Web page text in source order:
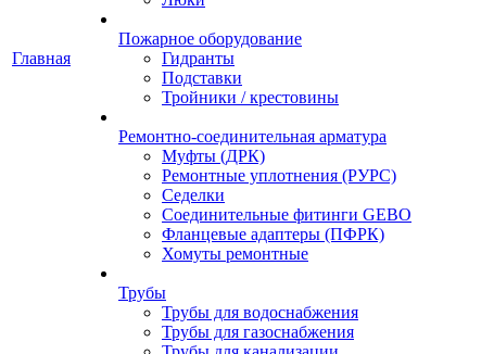
Главная
Пожарное оборудование
Гидранты
Подставки
Тройники / крестовины
Ремонтно-соединительная арматура
Муфты (ДРК)
Ремонтные уплотнения (РУРС)
Седелки
Соединительные фитинги GEBO
Фланцевые адаптеры (ПФРК)
Хомуты ремонтные
Трубы
Трубы для водоснабжения
Трубы для газоснабжения